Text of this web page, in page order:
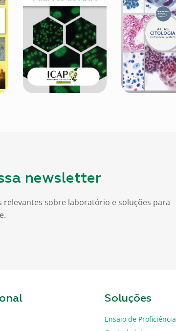
newsletter
relevantes sobre laboratório e soluções para
Soluções
Ensaio de Proficiência